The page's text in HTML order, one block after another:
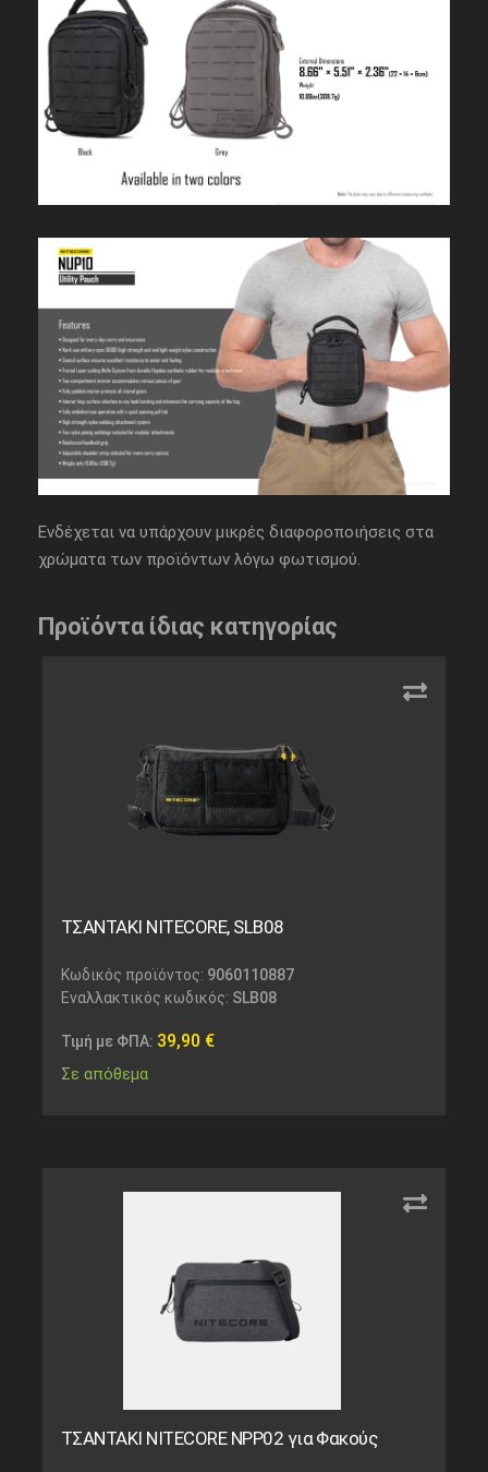
Ενδέχεται να υπάρχουν μικρές διαφοροποιήσεις στα
χρώματα των προϊόντων λόγω φωτισμού.
Προϊόντα ίδιας κατηγορίας
ΤΣΑΝΤΑΚΙ NITECORE, SLB08
Κωδικός προϊόντος: 9060110887
Εναλλακτικός κωδικός: SLB08
Τιμή με ΦΠΑ: 39,90 €
Σε απόθεμα
ΤΣΑΝΤΑΚΙ NITECORE NPP02 για Φακούς